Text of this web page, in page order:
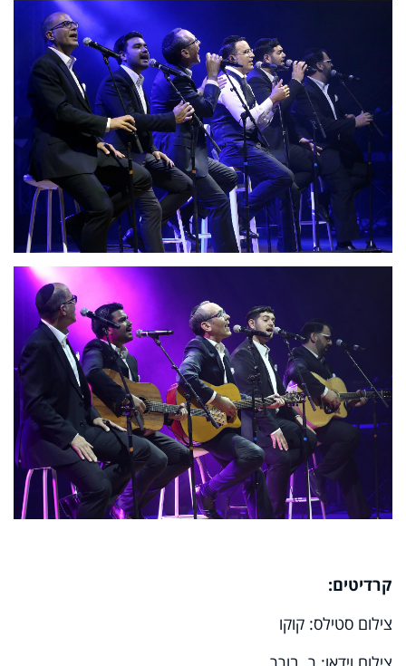
קרדיטים:
צילום סטילס: קוקו